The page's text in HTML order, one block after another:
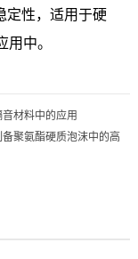
定性，适用于硬
中。
材料中的应用
聚氨酯硬质泡沫中的高